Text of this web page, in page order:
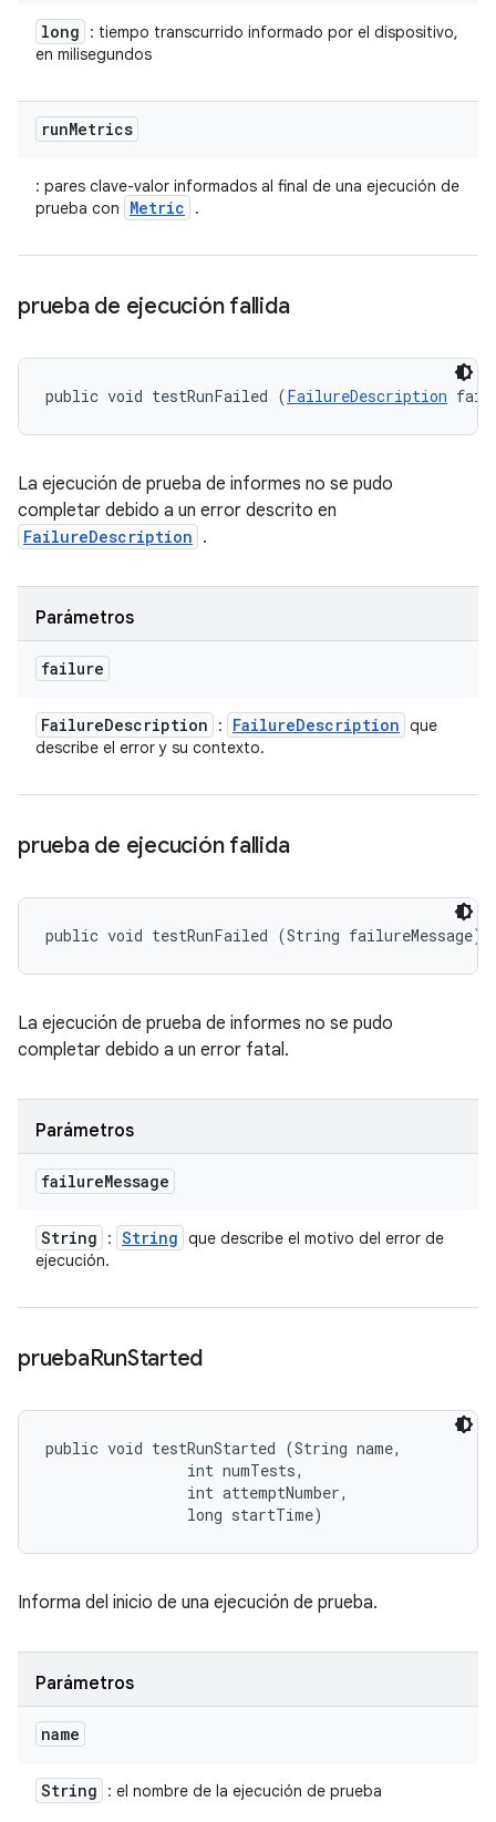
long
: tiempo transcurrido informado por el dispositivo,
en milisegundos
runMetrics
: pares clave-valor informados al final de una ejecución de
prueba con
Metric .
prueba de ejecución fallida
public void testRunFailed (FailureDescription
La ejecución de prueba de informes no se pudo
completar debido a un error descrito en
FailureDescription .
Parámetros
failure
FailureDescription : FailureDescription que
describe el error y su contexto.
prueba de ejecución fallida
public void testRunFailed (String failureMessage)
La ejecución de prueba de informes no se pudo
completar debido a un error fatal.
Parámetros
failureMessage
String : String que describe el motivo del error de
ejecución.
pruebaRunStarted
public void testRunStarted (String name,
                int numTests,
                int attemptNumber,
                long startTime)
Informa del inicio de una ejecución de prueba.
Parámetros
name
String : el nombre de la ejecución de prueba